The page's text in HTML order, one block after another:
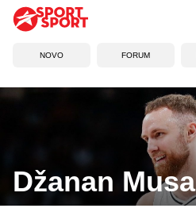
NOVO FORUM
Džanan Musa